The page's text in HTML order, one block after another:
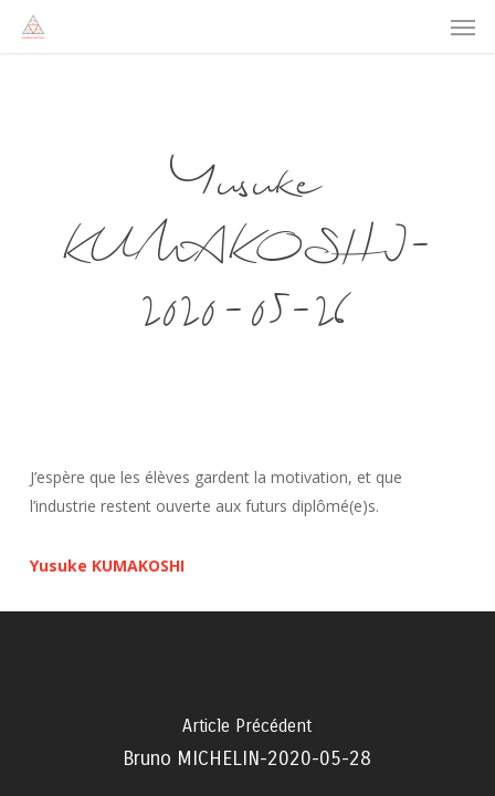
Yusuke
KUMAKOSHI-
2020-05-26
J’espère que les élèves gardent la motivation, et que
l’industrie restent ouverte aux futurs diplômé(e)s.
Yusuke KUMAKOSHI
Article Précédent
Bruno MICHELIN-2020-05-28